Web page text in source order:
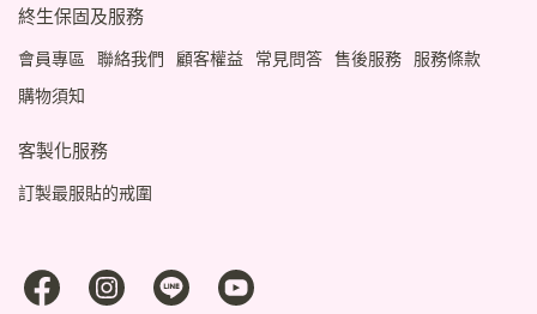
終生保固及服務
會員專區 聯絡我們 顧客權益 常見問答 售後服務
服務條款
購物須知
客製化服務
訂製最服貼的戒圍